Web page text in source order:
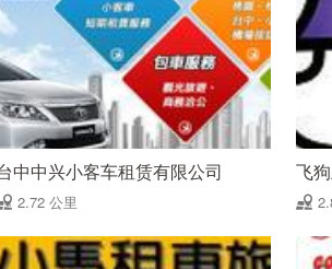
中中兴小客车租赁有限公司
2.72 公里
飞